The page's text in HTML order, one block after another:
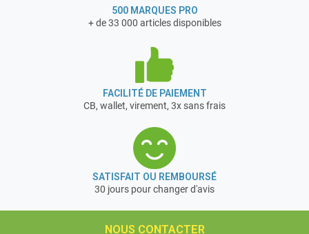
500 MARQUES PRO
+ de 33 000 articles disponibles
FACILITÉ DE PAIEMENT
CB, wallet, virement, 3x sans frais
SATISFAIT OU REMBOURSÉ
30 jours pour changer d'avis
NOUS CONTACTER